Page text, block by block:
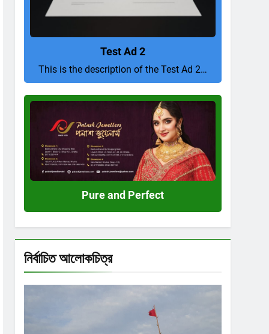
Test Ad 2
This is the description of the Test Ad 2…
Perfect
Pure and Perfect
নির্বাচিত আলোকচিত্র